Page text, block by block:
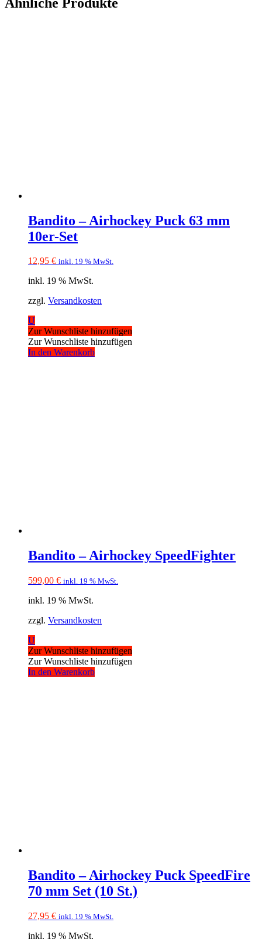
Bandito – Airhockey Puck 63 mm
10er-Set
12,95 € inkl. 19 % MwSt.
inkl. 19 % MwSt.
zzgl. Versandkosten
U
Zur Wunschliste hinzufügen
Zur Wunschliste hinzufügen
In den Warenkorb
Bandito – Airhockey SpeedFighter
599,00 € inkl. 19 % MwSt.
inkl. 19 % MwSt.
zzgl. Versandkosten
U
Zur Wunschliste hinzufügen
Zur Wunschliste hinzufügen
In den Warenkorb
Bandito – Airhockey Puck SpeedFire
70 mm Set (10 St.)
27,95 € inkl. 19 % MwSt.
inkl. 19 % MwSt.